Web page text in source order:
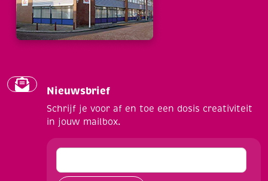
Nieuwsbrief
Schrijf je voor af en toe een dosis creativiteit
in jouw mailbox.